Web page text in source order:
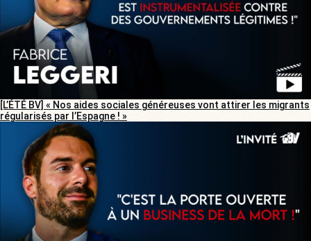
[L’ÉTÉ BV] « Nos aides sociales généreuses vont attirer les migrants
régularisés par l’Espagne ! »